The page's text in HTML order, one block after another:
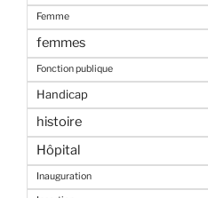
Femme
femmes
Fonction publique
Handicap
histoire
Hôpital
Inauguration